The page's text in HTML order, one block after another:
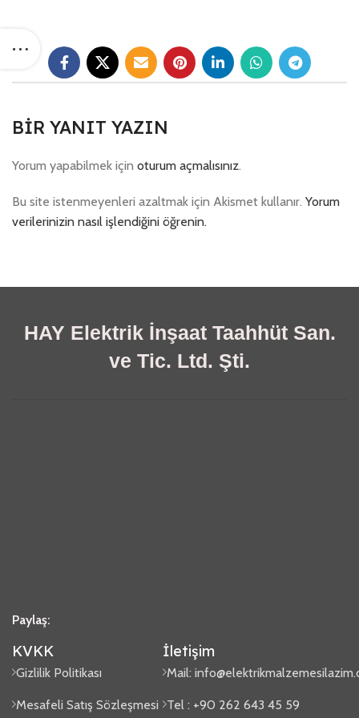
BIR YANIT YAZIN
Yorum yapabilmek için oturum açmalısınız.
Bu site istenmeyenleri azaltmak için Akismet kullanır. Yorum
verilerinizin nasıl işlendiğini öğrenin.
HAY Elektrik İnşaat Taahhüt San.
ve Tic. Ltd. Şti.
Paylaş:
KVKK
Gizlilik Politikası
Mesafeli Satış Sözleşmesi
İletişim
Mail:
Tel : +90 262 643 45 59